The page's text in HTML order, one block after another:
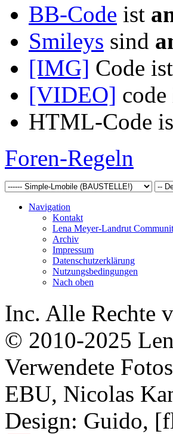
BB-Code ist
Smileys sind
[IMG] Code ist
[VIDEO] code
HTML-Code
Foren-Regeln
Navigation
Kontakt
Lena Meyer-Landrut
Archiv
Impressum
Datenschutzerklärung
Nutzungsbedingungen
Nach oben
Inc. Alle Rechte
© 2010-2025
Verwendete
EBU, Nicolas
Design: Guido,